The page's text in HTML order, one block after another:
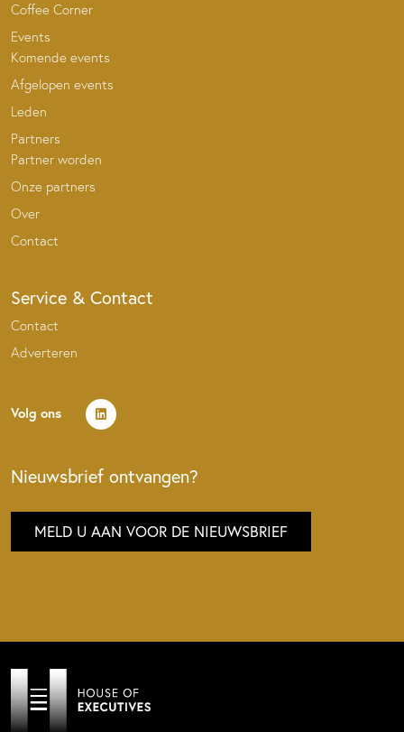
Coffee Corner
Events
Komende events
Afgelopen events
Leden
Partners
Partner worden
Onze partners
Over
Contact
Service & Contact
Contact
Adverteren
Volg ons
Nieuwsbrief ontvangen?
MELD U AAN VOOR DE NIEUWSBRIEF